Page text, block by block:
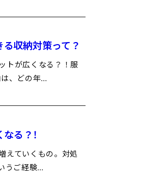
る収納対策って？
トが広くなる？！服
、どの年…
る？！
えていくもの。対処
うご経験…